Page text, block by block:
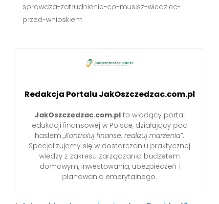
sprawdza-zatrudnienie-co-musisz-wiedziec-
przed-wnioskiem
Redakcja Portalu JakOszczedzac.com.pl
JakOszczedzac.com.plto wiodący portal
edukacji finansowej w Polsce, działający pod
hasłem „Kontroluj finanse, realizuj marzenia”.
Specjalizujemy się w dostarczaniu praktycznej
wiedzy z zakresu zarządzania budżetem
domowym, inwestowania, ubezpieczeń i
planowania emerytalnego.